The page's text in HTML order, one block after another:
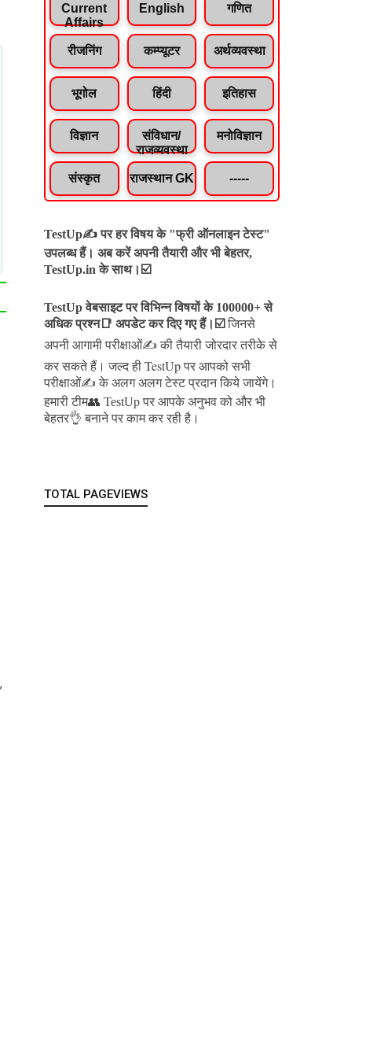
Current
Affairs
English गणित
रीजनिंग कम्प्यूटर अर्थव्यवस्था
भूगोल हिंदी इतिहास
विज्ञान
संविधान/
राजव्यवस्था
मनोविज्ञान
संस्कृत राजस्थान GK -----
TestUp✍️ पर हर विषय के "फ्री ऑनलाइन टेस्ट"
उपलब्ध हैं। अब करें अपनी तैयारी और भी बेहतर,
TestUp.in के साथ।☑️
TestUp वेबसाइट पर विभिन्न विषयों के 100000+ से
अधिक प्रश्न📑 अपडेट कर दिए गए हैं। ☑️ जिनसे
अपनी आगामी परीक्षाओं✍️ की तैयारी जोरदार तरीके से
कर सकते हैं।जल्द ही TestUp पर आपको सभी
परीक्षाओं✍️ के अलग अलग टेस्ट प्रदान किये जायेंगे।
हमारी टीम👥 TestUp पर आपके अनुभव को और भी
बेहतर👌 बनाने पर काम कर रही है।
TOTAL PAGEVIEWS